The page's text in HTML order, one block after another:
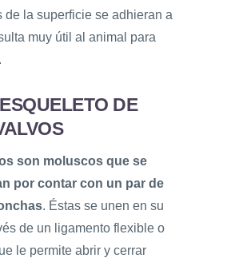
de la superficie se adhieran a
muy útil al animal para
DE
son moluscos que se
por contar con un par de
. Éstas se unen en su
de un ligamento flexible o
le permite abrir y cerrar